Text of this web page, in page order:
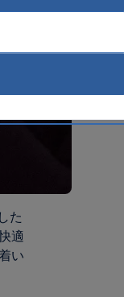
た
適
い